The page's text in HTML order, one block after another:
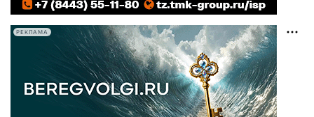
РЕКЛАМА